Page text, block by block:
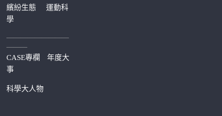
繽紛生態運動科
學
—————————
———
CASE專欄
年度大
事
科學大人物